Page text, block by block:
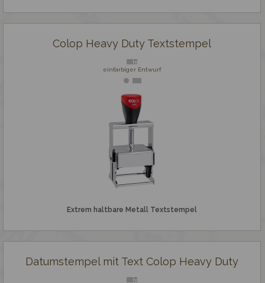
Colop Heavy Duty Textstempel
einfarbiger Entwurf
Extrem haltbare Metall Textstempel
Datumstempel mit Text Colop Heavy Duty